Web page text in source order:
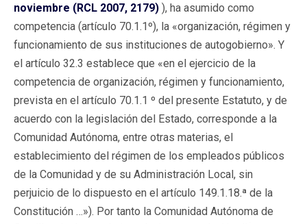
noviembre (RCL 2007, 2179) ), ha asumido como
competencia (artículo 70.1.1º), la «organización, régimen y
funcionamiento de sus instituciones de autogobierno». Y
el artículo 32.3 establece que «en el ejercicio de la
competencia de organización, régimen y funcionamiento,
prevista en el artículo 70.1.1 º del presente Estatuto, y de
acuerdo con la legislación del Estado, corresponde a la
Comunidad Autónoma, entre otras materias, el
establecimiento del régimen de los empleados públicos
de la Comunidad y de su Administración Local, sin
perjuicio de lo dispuesto en el artículo 149.1.18.ª de la
Constitución …»). Por tanto la Comunidad Autónoma de